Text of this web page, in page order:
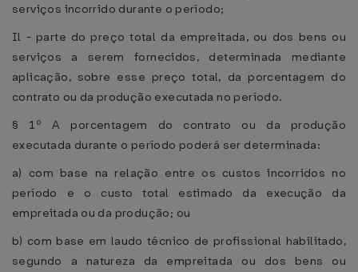
serviços incorrido durante o período;
Il - parte do preço total da empreitada, ou dos bens ou
serviços a serem fornecidos, determinada mediante
aplicação, sobre esse preço total, da porcentagem do
contrato ou da produção executada no período.
§ 1º A porcentagem do contrato ou da produção
executada durante o período poderá ser determinada:
a) com base na relação entre os custos incorridos no
período e o custo total estimado da execução da
empreitada ou da produção; ou
b) com base em laudo técnico de profissional habilitado,
segundo a natureza da empreitada ou dos bens ou